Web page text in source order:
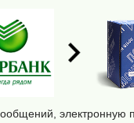
электронную